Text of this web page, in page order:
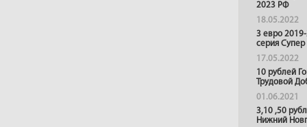
2023 РФ
18.05.2022
3 евро
серия
17.05.2022
10 рублей
Трудовой
01.06.2021
3,10 ,50
Нижний